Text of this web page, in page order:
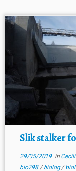
Slik stalker
29/05/2019in
bio298/biolog/